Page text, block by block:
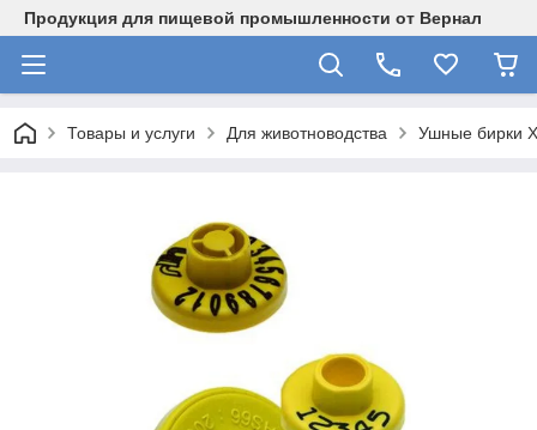
Продукция для пищевой промышленности от Вернал
Товары и услуги Для животноводства Ушные бирки